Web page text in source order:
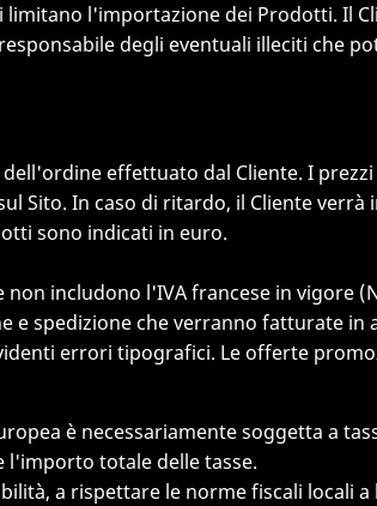
l'importazione dei Prodotti. Il
degli eventuali illeciti che
effettuato dal Cliente. I
Sito. In caso di ritardo, il Cliente
sono indicati in euro.
includono l'IVA francese in vigore
e spedizione che verranno fatturate
errori tipografici. Le offerte
è necessariamente soggetta a
totale delle tasse.
a rispettare le norme fiscali